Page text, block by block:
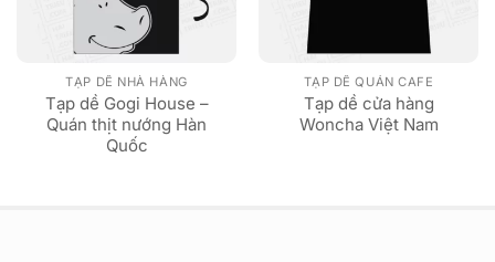
TẠP DỀ NHÀ HÀNG
Tạp dề Gogi House –
Quán thịt nướng Hàn
Quốc
TẠP DỀ QUÁN CAFE
Tạp dề cửa hàng
Woncha Việt Nam